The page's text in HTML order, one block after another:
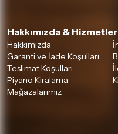
Hakkımızda &
Hakkımızda
Garanti ve İade Koşulları
Teslimat Koşulları
Piyano Kiralama
Mağazalarımız